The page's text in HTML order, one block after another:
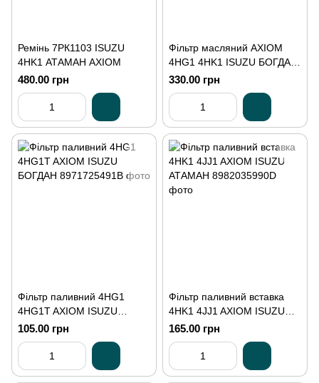
Ремінь 7РК1103 ISUZU
4HK1 АТАМАН AXIOM
480.00 грн
Фільтр масляний AXIOM
4HG1 4HK1 ISUZU БОГДАН
АТАМАН
330.00 грн
Фільтр паливний 4HG1
4HG1T AXIOM ISUZU
БОГДАН
105.00 грн
Фільтр паливний вставка
4HK1 4JJ1 AXIOM ISUZU
АТАМАН
165.00 грн